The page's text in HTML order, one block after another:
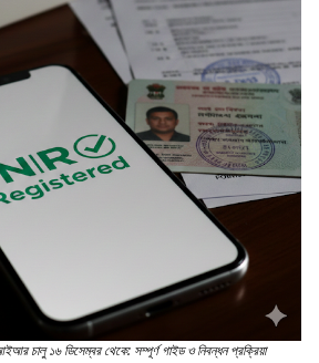
চালু ১৬ ডিসেম্বর থেকে: সম্পূর্ণ গাইড ও নিবন্ধন প্রক্রিয়া